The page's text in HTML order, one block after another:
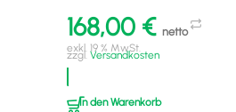
168,00 € netto
exkl. 19 % MwSt.
zzgl. Versandkosten
In den Warenkorb